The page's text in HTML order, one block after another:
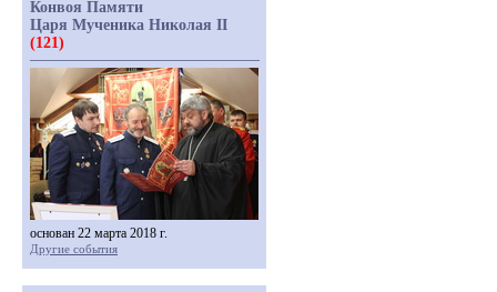
Конвоя Памяти
Царя Мученика Николая II
(121)
основан 22 марта 2018 г.
Другие события